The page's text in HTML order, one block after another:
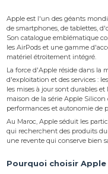
Apple est l'un des géants
de smartphones, de tablettes,
Son catalogue emblématique
les AirPods et une gamme
matériel étroitement intégré.
La force d'Apple réside dans la
d'exploitation et des services :
les mises à jour sont durables
maison de la série Apple
performances et autonomie de
Au Maroc, Apple séduit les
qui recherchent des produits
une revente qui conserve bien
Pourquoi choisir Apple